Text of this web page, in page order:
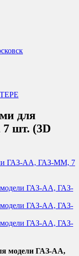
для
шт. (3D
модели ГАЗ-АА,